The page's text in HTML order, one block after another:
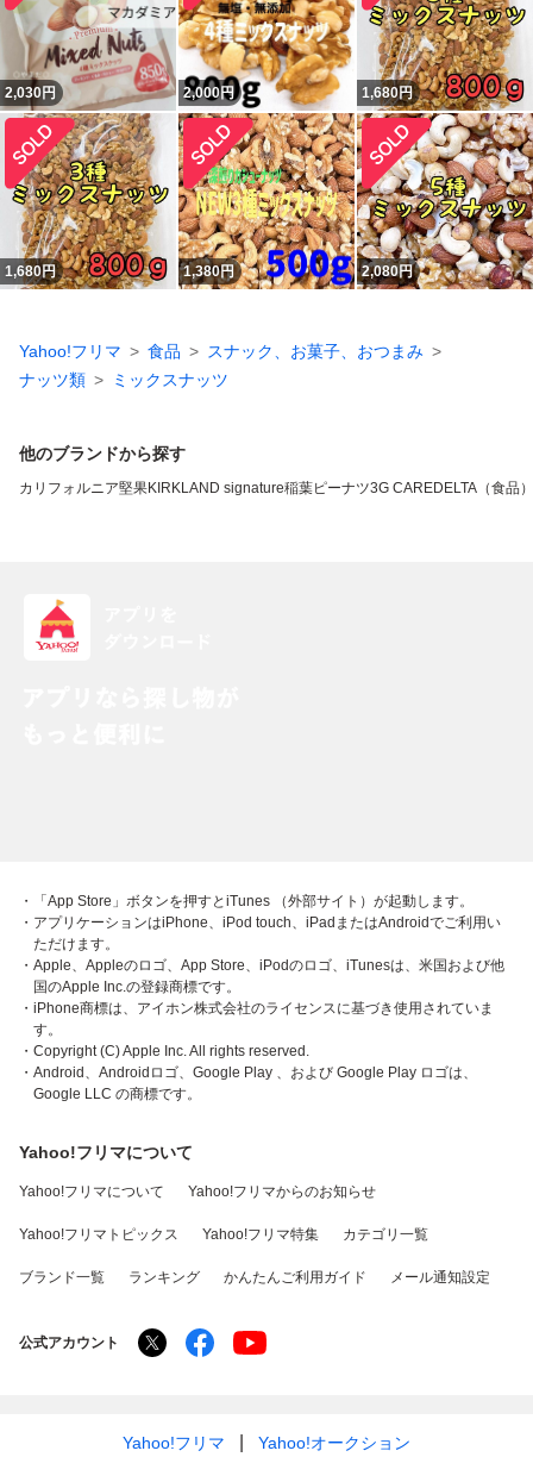
2,030円 2,000円 1,680円
1,680円 1,380円 2,080円
Yahoo!フリマ 食品
スナック、お菓子、おつまみ
ナッツ類
ミックスナッツ
他のブランドから探す
カリフォルニア堅果KIRKLAND signature稲葉ピーナツ3G CAREDELTA（食品）
・「App Store」ボタンを押すとiTunes （外部サイト）が起動します。
・アプリケーションはiPhone、iPod touch、iPadまたはAndroidでご利用い
ただけます。
・Apple、Appleのロゴ、App Store、iPodのロゴ、iTunesは、米国および他
国のApple Inc.の登録商標です。
・iPhone商標は、アイホン株式会社のライセンスに基づき使用されていま
す。
・Copyright (C) Apple Inc. All rights reserved.
・Android、Androidロゴ、Google Play 、および Google Play ロゴは、
Google LLC の商標です。
Yahoo!フリマについて
Yahoo!フリマについて Yahoo!フリマからのお知らせ
Yahoo!フリマトピックス Yahoo!フリマ特集 カテゴリ一覧
ブランド一覧 ランキング かんたんご利用ガイド メール通知設定
公式アカウント
Yahoo!フリマ Yahoo!オークション